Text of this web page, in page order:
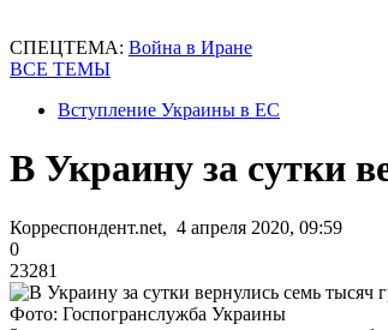
СПЕЦТЕМА: Война в Иране
ВСЕ ТЕМЫ
Вступление Украины в ЕС
В Украину за сутки
Корреспондент.net, 4 апреля 2020, 09:59
0
23281
Фото: Госпогранслужба Украины